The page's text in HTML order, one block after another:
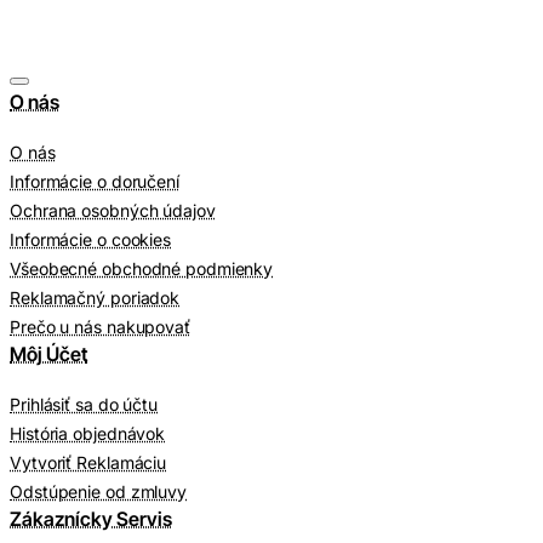
O nás
O nás
Informácie o doručení
Ochrana osobných údajov
Informácie o cookies
Všeobecné obchodné podmienky
Reklamačný poriadok
Prečo u nás nakupovať
Môj Účet
Prihlásiť sa do účtu
História objednávok
Vytvoriť Reklamáciu
Odstúpenie od zmluvy
Zákaznícky Servis